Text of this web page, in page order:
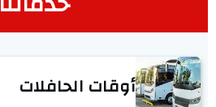
أوقات الحافلات